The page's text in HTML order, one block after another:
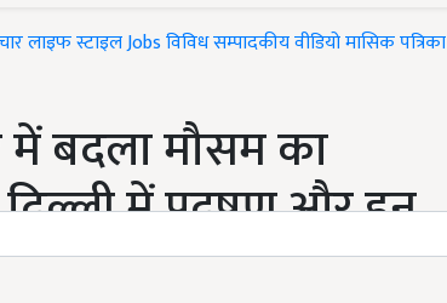
लाइफ स्टाइलJobsविविधसम्पादकीयवीडियोमासिक पत्रिका
बदला मौसम का
दिल्ली में प्रदूषण और इन